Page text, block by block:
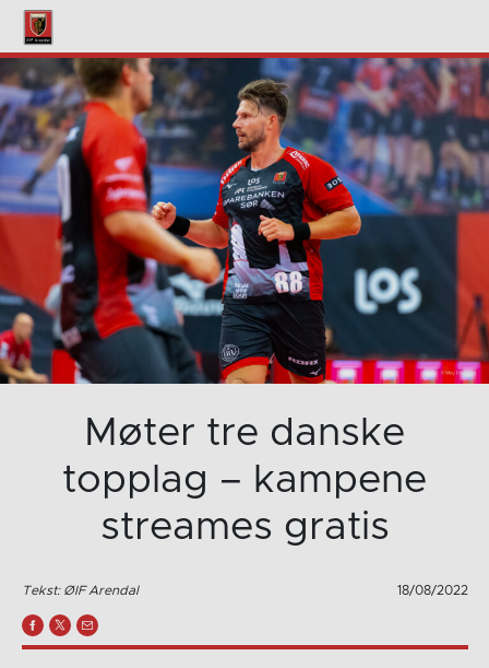
Møter tre danske
topplag – kampene
streames gratis
Tekst: ØIF Arendal 18/08/2022